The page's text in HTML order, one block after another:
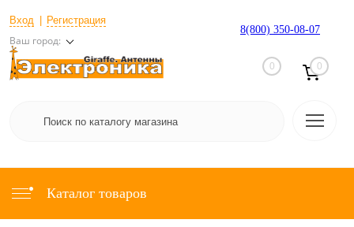
Вход Регистрация
Ваш город:
8(800) 350-08-07
0 0
Каталог товаров